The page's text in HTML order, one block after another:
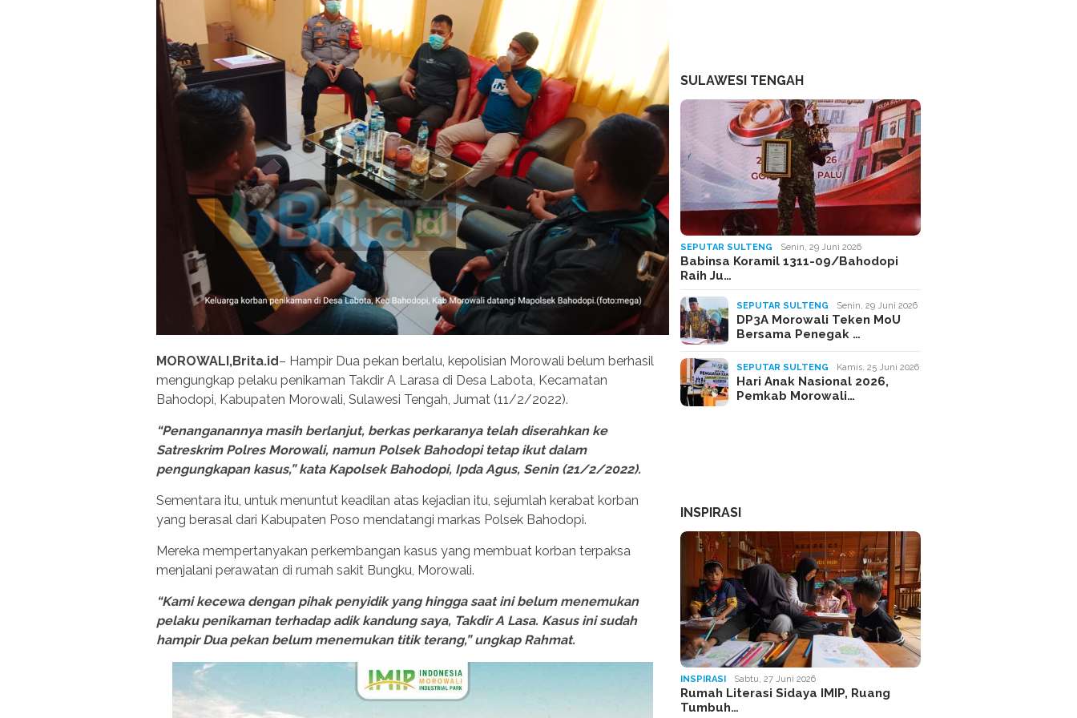
MOROWALI,Brita.id– Hampir Dua pekan berlalu, kepolisian Morowali belum berhasil
mengungkap pelaku penikaman Takdir A Larasa di Desa Labota, Kecamatan
Bahodopi, Kabupaten Morowali, Sulawesi Tengah, Jumat (11/2/2022).
“Penanganannya masih berlanjut, berkas perkaranya telah diserahkan ke
Satreskrim Polres Morowali, namun Polsek Bahodopi tetap ikut dalam
pengungkapan kasus,” kata Kapolsek Bahodopi, Ipda Agus, Senin (21/2/2022).
Sementara itu, untuk menuntut keadilan atas kejadian itu, sejumlah kerabat korban
yang berasal dari Kabupaten Poso mendatangi markas Polsek Bahodopi.
Mereka mempertanyakan perkembangan kasus yang membuat korban terpaksa
menjalani perawatan di rumah sakit Bungku, Morowali.
“Kami kecewa dengan pihak penyidik yang hingga saat ini belum menemukan
pelaku penikaman terhadap adik kandung saya, Takdir A Lasa. Kasus ini sudah
hampir Dua pekan belum menemukan titik terang,” ungkap Rahmat.
SULAWESI TENGAH
SEPUTAR SULTENG Senin, 29 Juni 2026
Babinsa Koramil 1311-09/Bahodopi
Raih Ju…
SEPUTAR SULTENG Senin, 29 Juni 2026
DP3A Morowali Teken MoU
Bersama Penegak …
SEPUTAR SULTENG Kamis, 25 Juni 2026
Hari Anak Nasional 2026,
Pemkab Morowali…
INSPIRASI
INSPIRASI Sabtu, 27 Juni 2026
Rumah Literasi Sidaya IMIP, Ruang
Tumbuh…